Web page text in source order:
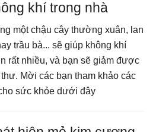
khí trong nhà
một chậu cây thường xuân, lan
trầu bà... sẽ giúp không khí
rất nhiều, và bạn sẽ giảm được
Mời các bạn tham khảo các
sức khỏe dưới đây